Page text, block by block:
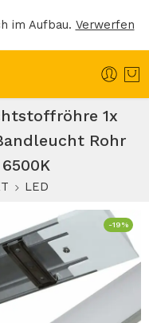
im Aufbau. Verwerfen
1x
Rohr
LED
-19%